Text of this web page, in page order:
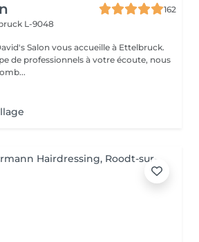
162
L-9048
Salon vous accueille à Ettelbruck.
de professionnels à votre écoute, nous